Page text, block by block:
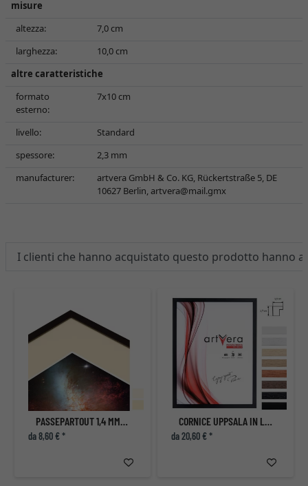
misure
altezza:
7,0 cm
larghezza:
10,0 cm
altre caratteristiche
formato
esterno:
7x10 cm
livello:
Standard
spessore:
2,3 mm
manufacturer:
artvera GmbH & Co. KG, Rückertstraße 5, DE
10627 Berlin,artvera@mail.gmx
I clienti che hanno acquistato questo prodotto hanno
PASSEPARTOUT 1,4 MM CON RITAGLIO PERSONALIZZATO, QUALITÀ MUSEALE
da 8,60 € *
CORNICE UPPSALA IN LEGNO MASSELLO
da 20,60 € *